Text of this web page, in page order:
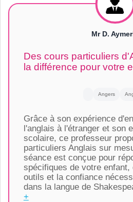
Mr D.
Des cours particuliers
la différence pour votre
Angers
Grâce à son expérience
l'anglais à l'étranger et son
scolaire, ce professeur
particuliers Anglais sur
séance est conçue pour
spécifiques de votre enfant,
outils et la confiance
dans la langue de
+